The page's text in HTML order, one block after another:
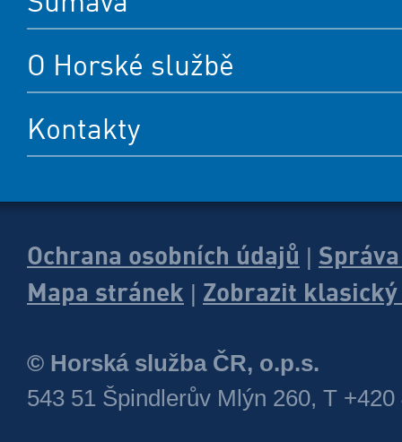
O Horské službě
Kontakty
Ochrana osobních údajů
Mapa stránek
Zobrazit
© Horská služba ČR, o.p.s.
543 51 Špindlerův Mlýn 260, T +420